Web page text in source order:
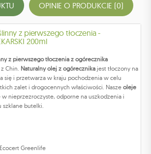
OPINIE O PRODUKCIE (0)
z pierwszego tłoczenia -
200ml
z pierwszego tłoczenia z ogórecznika
Chin. Naturalny olej z ogórecznika jest tłoczony na
się i przetwarza w kraju pochodzenia w celu
zalet i drogocennych właściwości. Nasze oleje
w nieprzezroczyste, odporne na uszkodzenia i
butelki.
Greenlife